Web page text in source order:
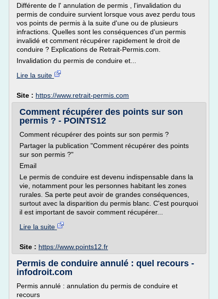
Différente de l' annulation de permis , l'invalidation du
permis de conduire survient lorsque vous avez perdu tous
vos points de permis à la suite d'une ou de plusieurs
infractions. Quelles sont les conséquences d'un permis
invalidé et comment récupérer rapidement le droit de
conduire ? Explications de Retrait-Permis.com.
Invalidation du permis de conduire et...
Lire la suite
Site : https://www.retrait-permis.com
Comment récupérer des points sur son
permis ? - POINTS12
Comment récupérer des points sur son permis ?
Partager la publication "Comment récupérer des points
sur son permis ?"
Email
Le permis de conduire est devenu indispensable dans la
vie, notamment pour les personnes habitant les zones
rurales. Sa perte peut avoir de grandes conséquences,
surtout avec la disparition du permis blanc. C'est pourquoi
il est important de savoir comment récupérer...
Lire la suite
Site : https://www.points12.fr
Permis de conduire annulé : quel recours -
infodroit.com
Permis annulé : annulation du permis de conduire et
recours